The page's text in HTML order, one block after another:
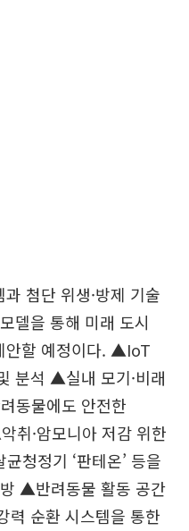
첨단 위생·방제 기술
델을 통해 미래 도시
안할 예정이다. ▲IoT
분석 ▲실내 모기·비래
동물에도 안전한
취·암모니아 저감 위한
청정기 ‘판테온’ 등을
▲반려동물 활동 공간
력 순환 시스템을 통한